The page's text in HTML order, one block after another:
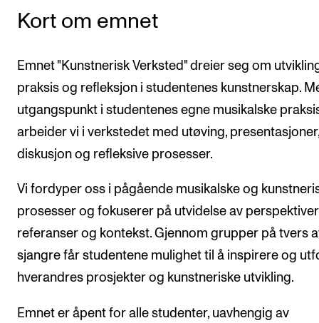
Publikasjoner
INTERNASJONALT
Utveksling
Samarbeidsprosjekter
IN.TUNE
AKTUELT
Arrangementer og konserter
Kort om emnet
Emnet "Kunstnerisk Verksted" dreier seg om
praksis og refleksjon i studentenes kunstnerskap.
utgangspunkt i studentenes egne musikalske
arbeider vi i verkstedet med utøving, presentasjoner,
diskusjon og refleksive prosesser.
Vi fordyper oss i pågående musikalske og
prosesser og fokuserer på utvidelse av
referanser og kontekst. Gjennom grupper på tvers
sjangre får studentene mulighet til å inspirere og
hverandres prosjekter og kunstneriske utvikling.
Emnet er åpent for alle studenter, uavhengig av